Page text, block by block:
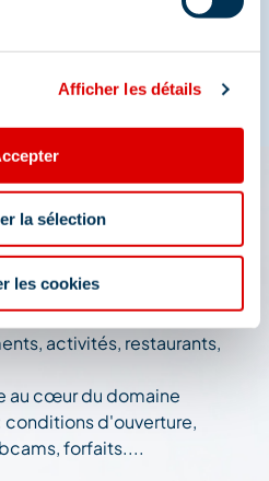
Afficher les détails
la sélection
les cookies
: votre
live de la
activités, restaurants,
au cœur du domaine
conditions d'ouverture,
forfaits....